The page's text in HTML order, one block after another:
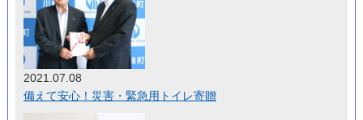
2021.07.08
備えて安心！災害・緊急用トイレ寄贈